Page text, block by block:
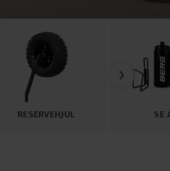
RESERVEHJUL SE